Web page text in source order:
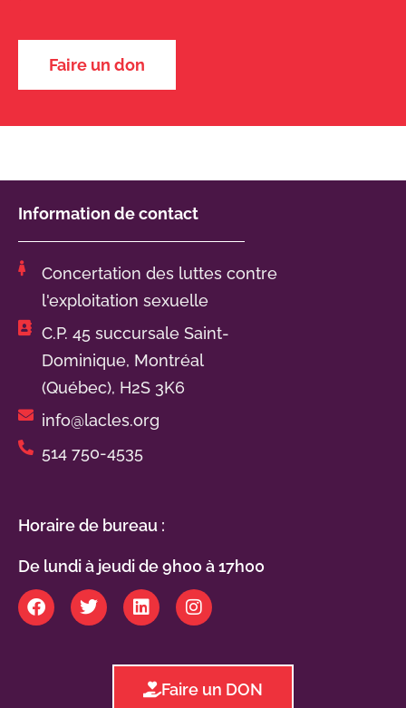
Faire un don
Information de contact
Concertation des luttes contre
l'exploitation sexuelle
C.P. 45 succursale Saint-
Dominique, Montréal
(Québec), H2S 3K6
info@lacles.org
514 750-4535
Horaire de bureau :
De lundi à jeudi de 9h00 à 17h00
Faire un DON